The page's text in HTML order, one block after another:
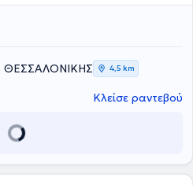
Ομαδικών Αναλυτών (ΕΔΟΑ),
ΘΕΣΣΑΛΟΝΙΚΗΣ 4,5 km
Κλείσε ραντεβού